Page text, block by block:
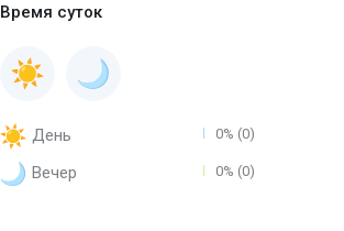
Время суток
День 0% (0)
Вечер 0% (0)